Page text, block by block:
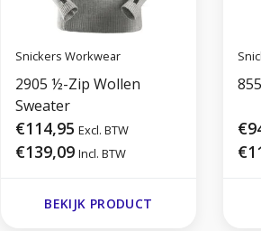
Snickers Workwear
2905 ½-Zip Wollen
Sweater
€114,95 Excl. BTW
€139,09 Incl. BTW
BEKIJK PRODUCT